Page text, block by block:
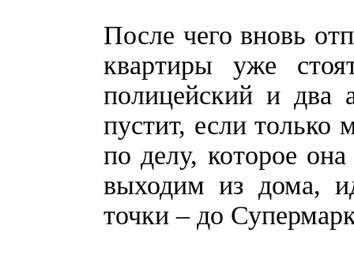
После чего вновь
квартиры уже
полицейский и два
пустит, если
по делу, которое
выходим из дома,
точки – до